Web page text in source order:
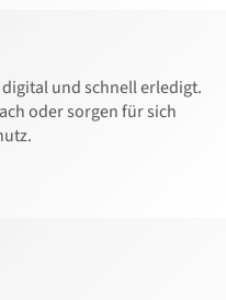
und schnell erledigt.
oder sorgen für sich